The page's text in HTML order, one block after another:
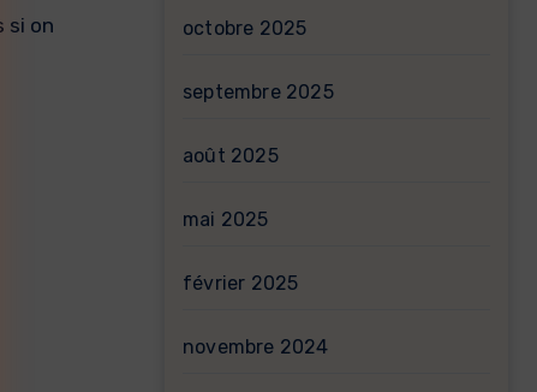
si on
octobre 2025
septembre 2025
août 2025
mai 2025
février 2025
novembre 2024